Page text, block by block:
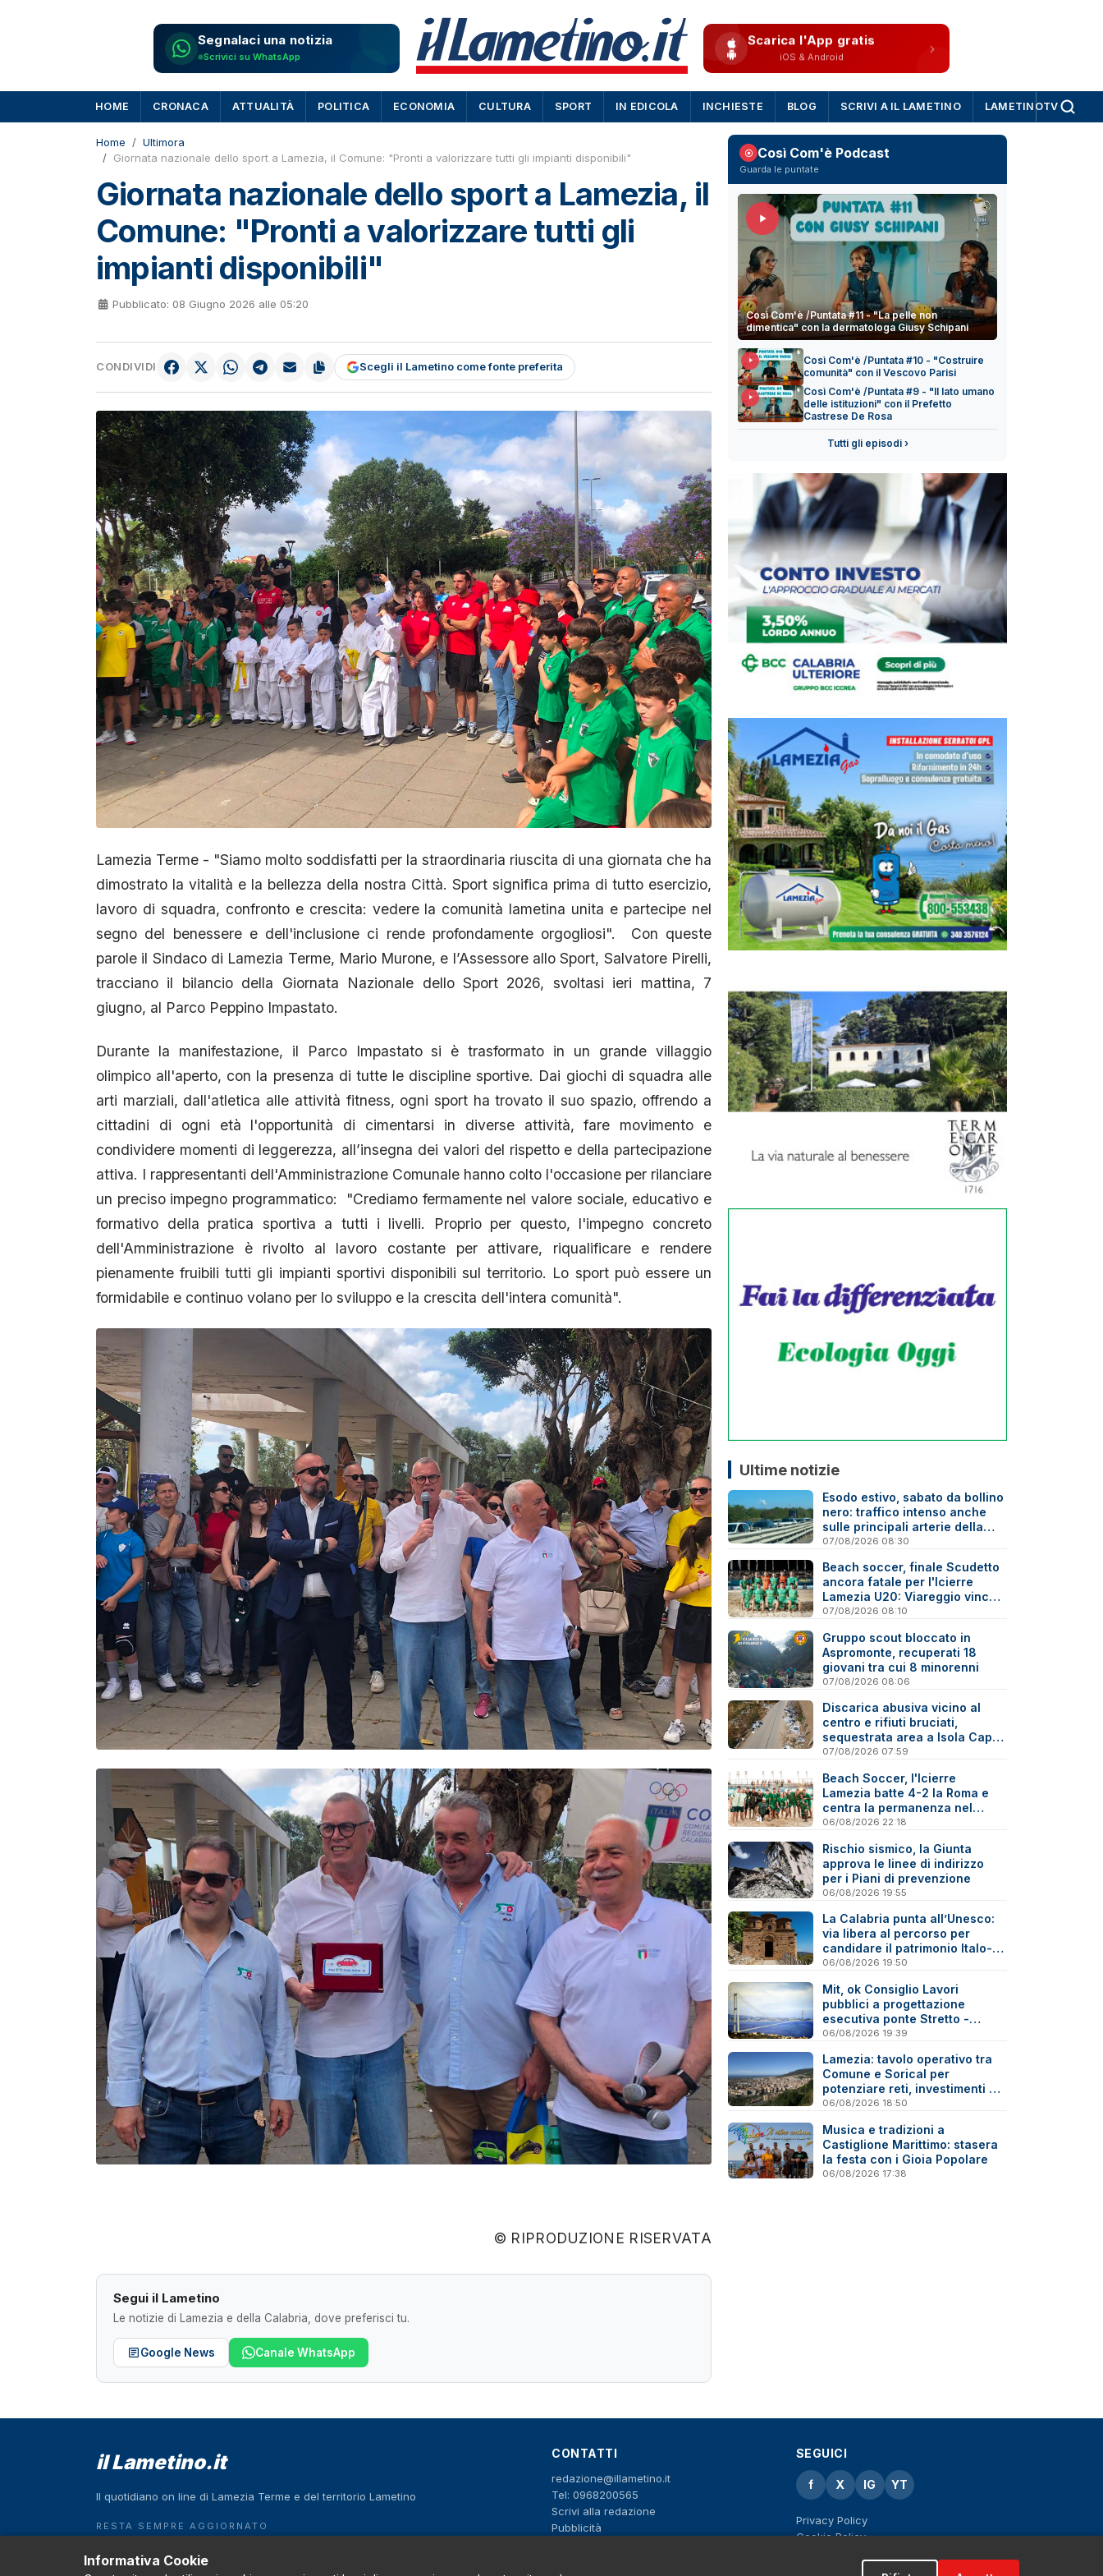
Segnalaci una notizia
Scrivici su WhatsApp
Scarica l'App gratis
iOS & Android
HOME CRONACA ATTUALITÀ POLITICA ECONOMIA CULTURA SPORT IN EDICOLA INCHIESTE BLOG SCRIVI A IL LAMETINO LAMETINOTV
Home
Ultimora
Giornata nazionale dello sport a Lamezia, il Comune: "Pronti a valorizzare tutti gli impianti disponibili"
Giornata nazionale dello sport a Lamezia, il
Comune: "Pronti a valorizzare tutti gli
impianti disponibili"
Pubblicato: 08 Giugno 2026 alle 05:20
CONDIVIDI Scegli il Lametino come fonte preferita
Lamezia Terme - "Siamo molto soddisfatti per la straordinaria riuscita di una giornata che ha
dimostrato la vitalità e la bellezza della nostra Città. Sport significa prima di tutto esercizio,
lavoro di squadra, confronto e crescita: vedere la comunità lametina unita e partecipe nel
segno del benessere e dell'inclusione ci rende profondamente orgogliosi". Con queste
parole il Sindaco di Lamezia Terme, Mario Murone, e l’Assessore allo Sport, Salvatore Pirelli,
tracciano il bilancio della Giornata Nazionale dello Sport 2026, svoltasi ieri mattina, 7
giugno, al Parco Peppino Impastato.
Durante la manifestazione, il Parco Impastato si è trasformato in un grande villaggio
olimpico all'aperto, con la presenza di tutte le discipline sportive. Dai giochi di squadra alle
arti marziali, dall'atletica alle attività fitness, ogni sport ha trovato il suo spazio, offrendo a
cittadini di ogni età l'opportunità di cimentarsi in diverse attività, fare movimento e
condividere momenti di leggerezza, all’insegna dei valori del rispetto e della partecipazione
attiva. I rappresentanti dell'Amministrazione Comunale hanno colto l'occasione per rilanciare
un preciso impegno programmatico: "Crediamo fermamente nel valore sociale, educativo e
formativo della pratica sportiva a tutti i livelli. Proprio per questo, l'impegno concreto
dell'Amministrazione è rivolto al lavoro costante per attivare, riqualificare e rendere
pienamente fruibili tutti gli impianti sportivi disponibili sul territorio. Lo sport può essere un
formidabile e continuo volano per lo sviluppo e la crescita dell'intera comunità".
© RIPRODUZIONE RISERVATA
Segui il Lametino
Le notizie di Lamezia e della Calabria, dove preferisci tu.
Google News Canale WhatsApp
Così Com'è Podcast
Guarda le puntate
Così Com'è /Puntata #11 - "La pelle non
dimentica" con la dermatologa Giusy Schipani
Così Com'è /Puntata #10 - "Costruire
comunità" con il Vescovo Parisi
Così Com'è /Puntata #9 - "Il lato umano
delle istituzioni" con il Prefetto
Castrese De Rosa
Tutti gli episodi ›
Ultime notizie
Esodo estivo, sabato da bollino
nero: traffico intenso anche
sulle principali arterie della
Calabria
07/08/2026 08:30
Beach soccer, finale Scudetto
ancora fatale per l'Icierre
Lamezia U20: Viareggio vince
ai rigori
07/08/2026 08:10
Gruppo scout bloccato in
Aspromonte, recuperati 18
giovani tra cui 8 minorenni
07/08/2026 08:06
Discarica abusiva vicino al
centro e rifiuti bruciati,
sequestrata area a Isola Capo
Rizzuto
07/08/2026 07:59
Beach Soccer, l'Icierre
Lamezia batte 4-2 la Roma e
centra la permanenza nel
massimo torneo nazionale
06/08/2026 22:18
Rischio sismico, la Giunta
approva le linee di indirizzo
per i Piani di prevenzione
06/08/2026 19:55
La Calabria punta all’Unesco:
via libera al percorso per
candidare il patrimonio Italo-
Greco medievale
06/08/2026 19:50
Mit, ok Consiglio Lavori
pubblici a progettazione
esecutiva ponte Stretto -
Reazioni
06/08/2026 19:39
Lamezia: tavolo operativo tra
Comune e Sorical per
potenziare reti, investimenti e
manutenzione
06/08/2026 18:50
Musica e tradizioni a
Castiglione Marittimo: stasera
la festa con i Gioia Popolare
06/08/2026 17:38
il Lametino.it
Il quotidiano on line di Lamezia Terme e del territorio Lametino
RESTA SEMPRE AGGIORNATO
CONTATTI
redazione@illametino.it
Tel: 0968200565
Scrivi alla redazione
Pubblicità
SEGUICI
f X IG YT
Privacy Policy
Cookie Policy
Informativa Cookie